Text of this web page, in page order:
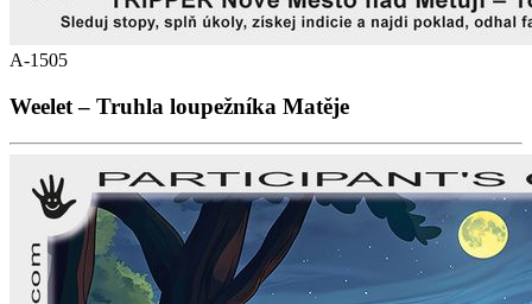
A-1505
Weelet – Truhla loupežníka Matěje